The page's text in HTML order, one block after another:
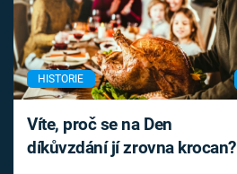
HISTORIE
Víte, proč se na Den
díkůvzdání jí zrovna krocan?